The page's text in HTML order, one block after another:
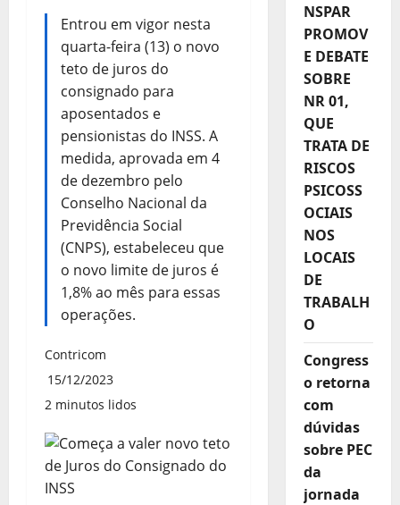
Entrou em vigor nesta
quarta-feira (13) o novo
teto de juros do
consignado para
aposentados e
pensionistas do INSS. A
medida, aprovada em 4
de dezembro pelo
Conselho Nacional da
Previdência Social
(CNPS), estabeleceu que
o novo limite de juros é
1,8% ao mês para essas
operações.
Contricom
15/12/2023
2 minutos lidos
NSPAR
PROMOV
E DEBATE
SOBRE
NR 01,
QUE
TRATA DE
RISCOS
PSICOSS
OCIAIS
NOS
LOCAIS
DE
TRABALH
O
Congress
o retorna
com
dúvidas
sobre PEC
da
jornada